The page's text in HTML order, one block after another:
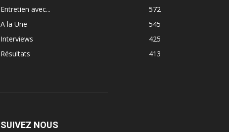
Entretien avec...
572
A la Une
545
Interviews
425
Résultats
413
SUIVEZ NOUS